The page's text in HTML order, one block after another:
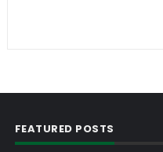
FEATURED POSTS